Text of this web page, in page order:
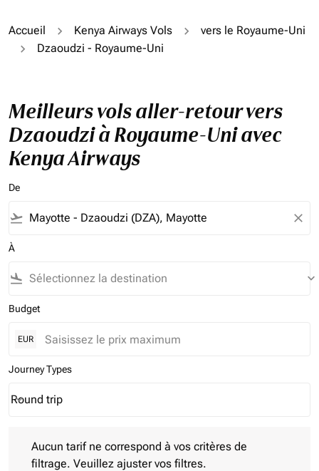
Accueil Kenya Airways Vols
vers le Royaume-Uni
Dzaoudzi - Royaume-Uni
Meilleurs vols aller-retour vers
Dzaoudzi à Royaume-Uni avec
Kenya Airways
De
flight_takeoff close
À
flight_land keyboard_arrow_down
Budget
EUR
Journey Types
Journey Types option Round trip Selected
Round trip
keyboard_arrow_down
Aucun tarif ne correspond à vos critères de
filtrage. Veuillez ajuster vos filtres.